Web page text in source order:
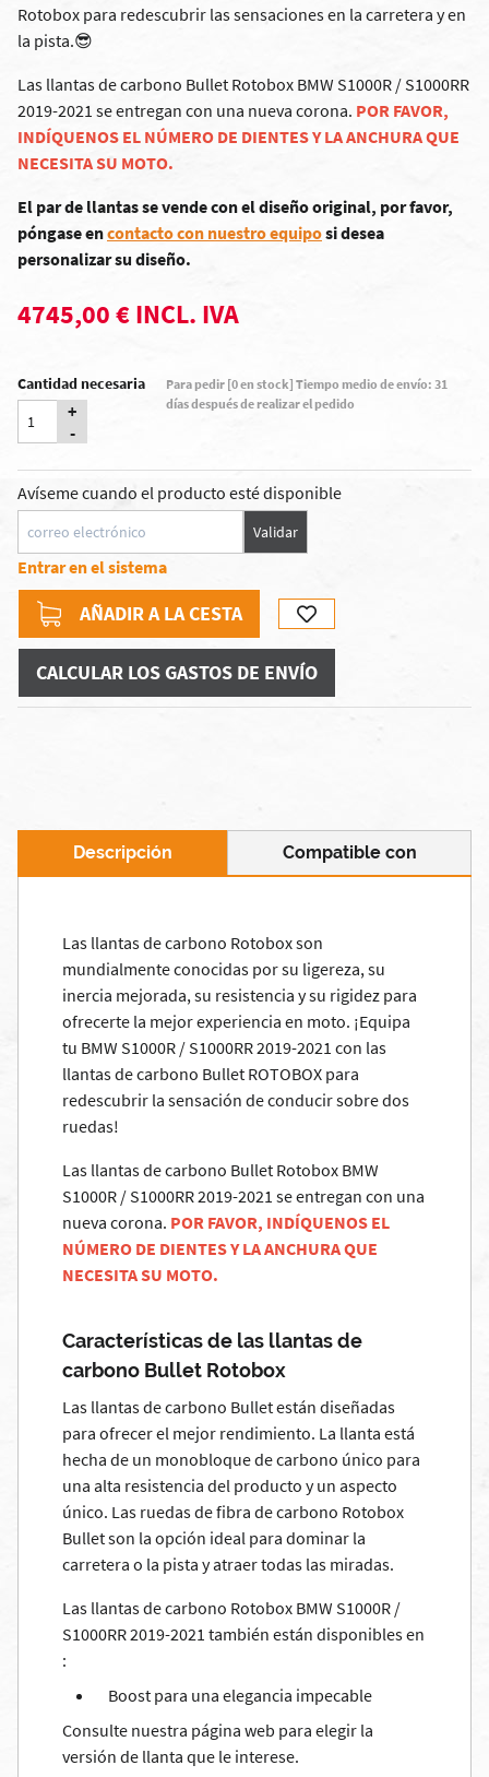
Rotobox para redescubrir las sensaciones en la carretera y en
la pista.😎
Las llantas de carbono Bullet Rotobox BMW S1000R / S1000RR
2019-2021 se entregan con una nueva corona. POR FAVOR,
INDÍQUENOS EL NÚMERO DE DIENTES Y LA ANCHURA QUE
NECESITA SU MOTO.
El par de llantas se vende con el diseño original, por favor,
póngase encontacto con nuestro equiposi desea
personalizar su diseño.
4745,00 € INCL. IVA
Cantidad necesaria
+
-
Para pedir [0 en stock] Tiempo medio de envío: 31
días después de realizar el pedido
Avíseme cuando el producto esté disponible
Validar
Entrar en el sistema
AÑADIR A LA CESTA
CALCULAR LOS GASTOS DE ENVÍO
Descripción Compatible con
Las llantas de carbono Rotobox son
mundialmente conocidas por su ligereza, su
inercia mejorada, su resistencia y su rigidez para
ofrecerte la mejor experiencia en moto. ¡Equipa
tu BMW S1000R / S1000RR 2019-2021 con las
llantas de carbono Bullet ROTOBOX para
redescubrir la sensación de conducir sobre dos
ruedas!
Las llantas de carbono Bullet Rotobox BMW
S1000R / S1000RR 2019-2021 se entregan con una
nueva corona. POR FAVOR, INDÍQUENOS EL
NÚMERO DE DIENTES Y LA ANCHURA QUE
NECESITA SU MOTO.
Características de las llantas de
carbono Bullet Rotobox
Las llantas de carbono Bullet están diseñadas
para ofrecer el mejor rendimiento. La llanta está
hecha de un monobloque de carbono único para
una alta resistencia del producto y un aspecto
único. Las ruedas de fibra de carbono Rotobox
Bullet son la opción ideal para dominar la
carretera o la pista y atraer todas las miradas.
Las llantas de carbono Rotobox BMW S1000R /
S1000RR 2019-2021 también están disponibles en
:
Boost para una elegancia impecable
Consulte nuestra página web para elegir la
versión de llanta que le interese.